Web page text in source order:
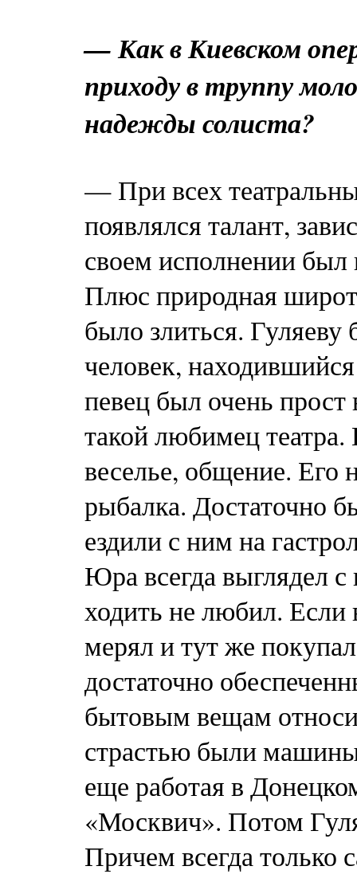
— Как в Киевском
приходу в труппу
надежды солиста?
— При всех
появлялся талант,
своем исполнении
Плюс природная
было злиться.
человек,
певец был очень
такой любимец
веселье, общение. Его
рыбалка. Достаточно
ездили с ним на
Юра всегда выглядел
ходить не любил. Если
мерял и тут же
достаточно
бытовым вещам
страстью были
еще работая в
«Москвич». Потом
Причем всегда только